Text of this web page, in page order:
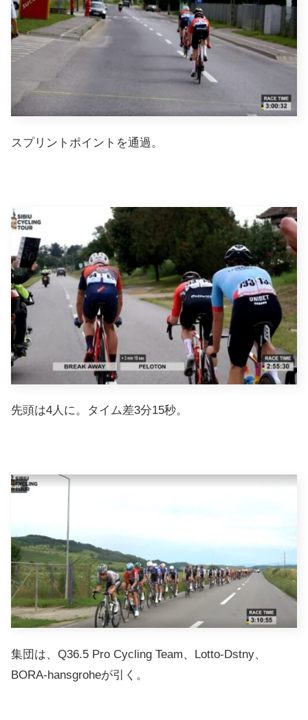
スプリントポイントを通過。
先頭は4人に。タイム差3分15秒。
集団は、Q36.5 Pro Cycling Team、Lotto-Dstny、
BORA-hansgroheが引く。